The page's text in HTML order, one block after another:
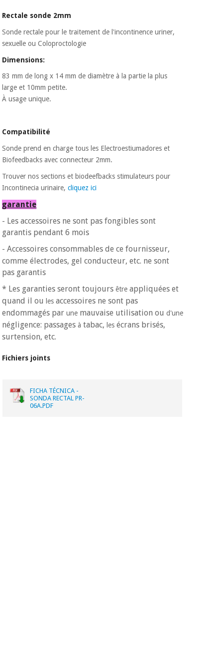
pilates
Sports
et
jeux
Armoires
sanitaires
Orthopédie
Instruments
chirurgicaux
(déstockage)
protection
pour les
coronavirus
Aérobic,
fitness
et
pilates
Sports
et
jeux
Armoires
sanitaires
Vétérinaire
Orthopédie
Instruments
chirurgicaux
(déstockage)
Rectale sonde 2mm
Sonde rectale pour le traitement de l'incontinence uriner,
sexuelle ou Coloproctologie
Dimensions:
83 mm de long x 14 mm de diamètre à la partie la plus
large et 10mm petite.
À usage unique.
Compatibilité
Sonde prend en charge tous les Electroestiumadores et
Biofeedbacks avec connecteur 2mm.
Trouver nos sections et biodeefbacks stimulateurs pour
Incontinecia urinaire,cliquez ici
garantie
- Les accessoires ne sont pas fongibles sont
garantis pendant 6 mois
- Accessoires consommables de ce fournisseur,
comme électrodes, gel conducteur, etc. ne sont
pas garantis
* Les garanties seront toujours êtreappliquées et
quand il ou lesaccessoires ne sont pas
endommagés par une mauvaise utilisation ou d'une
négligence: passages àtabac, lesécrans brisés,
surtension, etc.
Fichiers joints
FICHA TÉCNICA -
SONDA RECTAL PR-
06A.PDF